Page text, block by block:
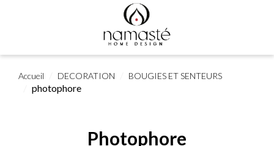
Accueil DECORATION BOUGIES ET SENTEURS
photophore
Photophore